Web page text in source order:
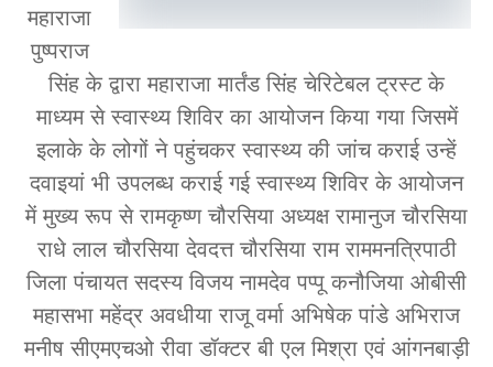
महाराजा
पुष्पराज
सिंह के द्वारा महाराजा मार्तंड सिंह चेरिटेबल ट्रस्ट के
माध्यम से स्वास्थ्य शिविर का आयोजन किया गया जिसमें
इलाके के लोगों ने पहुंचकर स्वास्थ्य की जांच कराई उन्हें
दवाइयां भी उपलब्ध कराई गई स्वास्थ्य शिविर के आयोजन
में मुख्य रूप से रामकृष्ण चौरसिया अध्यक्ष रामानुज चौरसिया
राधे लाल चौरसिया देवदत्त चौरसिया राम राममनत्रिपाठी
जिला पंचायत सदस्य विजय नामदेव पप्पू कनौजिया ओबीसी
महासभा महेंद्र अवधीया राजू वर्मा अभिषेक पांडे अभिराज
मनीष सीएमएचओ रीवा डॉक्टर बी एल मिश्रा एवं आंगनबाड़ी